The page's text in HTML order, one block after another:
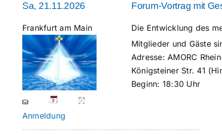
Sa, 21.11.2026
Frankfurt am Main
Anmeldung
Forum-Vortrag mit
Die Entwicklung des
Mitglieder und Gäste
Adresse: AMORC
Königsteiner Str. 41
Beginn: 18:30 Uhr